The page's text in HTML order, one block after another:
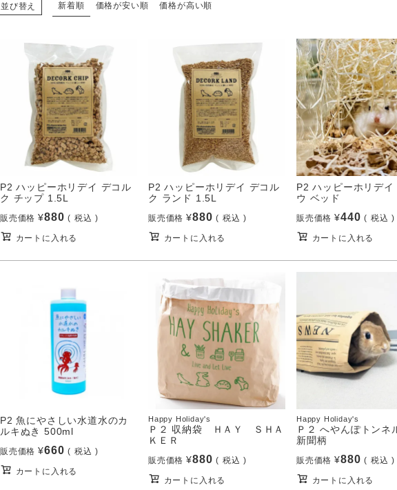
並び替え 新着順 価格が安い順 価格が高い順
P2 ハッピーホリデイ デコル
ク チップ 1.5L
販売価格 ¥880 税込
カートに入れる
P2 ハッピーホリデイ デコル
ク ランド 1.5L
販売価格 ¥880 税込
カートに入れる
P2 ハッピーホリデイ
ウ ベッド
販売価格 ¥440 税込
カートに入れる
P2 魚にやさしい水道水のカ
ルキぬき 500ml
販売価格 ¥660 税込
カートに入れる
Happy Holiday's
Ｐ２ 収納袋 ＨＡＹ ＳＨＡ
ＫＥＲ
販売価格 ¥880 税込
カートに入れる
Happy Holiday's
Ｐ２ へやんぽトン
新聞柄
販売価格 ¥880 税込
カートに入れる